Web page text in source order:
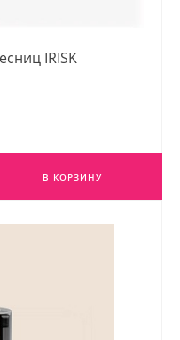
IRISK
В КОРЗИНУ